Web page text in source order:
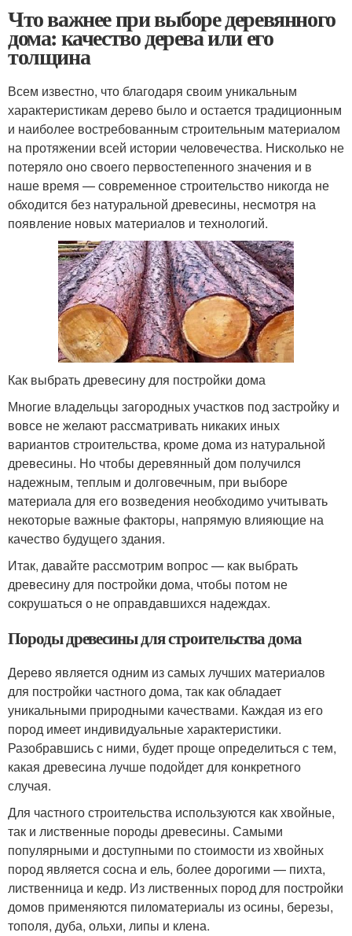
Что важнее при выборе деревянного
дома: качество дерева или его
толщина
Всем известно, что благодаря своим уникальным
характеристикам дерево было и остается традиционным
и наиболее востребованным строительным материалом
на протяжении всей истории человечества. Нисколько не
потеряло оно своего первостепенного значения и в
наше время — современное строительство никогда не
обходится без натуральной древесины, несмотря на
появление новых материалов и технологий.
Как выбрать древесину для постройки дома
Многие владельцы загородных участков под застройку и
вовсе не желают рассматривать никаких иных
вариантов строительства, кроме дома из натуральной
древесины. Но чтобы деревянный дом получился
надежным, теплым и долговечным, при выборе
материала для его возведения необходимо учитывать
некоторые важные факторы, напрямую влияющие на
качество будущего здания.
Итак, давайте рассмотрим вопрос — как выбрать
древесину для постройки дома, чтобы потом не
сокрушаться о не оправдавшихся надеждах.
Породы древесины для строительства дома
Дерево является одним из самых лучших материалов
для постройки частного дома, так как обладает
уникальными природными качествами. Каждая из его
пород имеет индивидуальные характеристики.
Разобравшись с ними, будет проще определиться с тем,
какая древесина лучше подойдет для конкретного
случая.
Для частного строительства используются как хвойные,
так и лиственные породы древесины. Самыми
популярными и доступными по стоимости из хвойных
пород является сосна и ель, более дорогими — пихта,
лиственница и кедр. Из лиственных пород для постройки
домов применяются пиломатериалы из осины, березы,
тополя, дуба, ольхи, липы и клена.